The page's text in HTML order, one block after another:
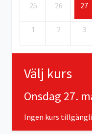
25 26 27
1 2 3
Välj kurs
Onsdag 27.
Ingen kurs